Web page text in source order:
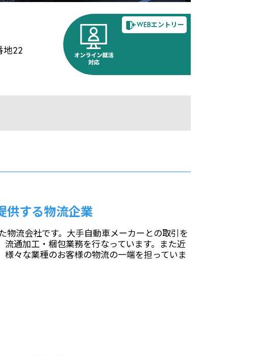
地22
WEBエントリー
供する物流企業
物流会社です。大手自動車メーカーとの取引を
通加工・梱包業務を行なっています。また近
々な業種のお客様の物流の一端を担っていま